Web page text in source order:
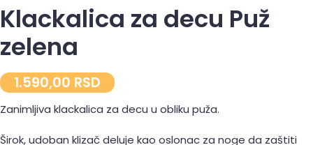
Klackalica za decu Puž
zelena
1.590,00 RSD
Zanimljiva klackalica za decu u obliku puža.
Širok, udoban klizač deluje kao oslonac za noge da zaštiti